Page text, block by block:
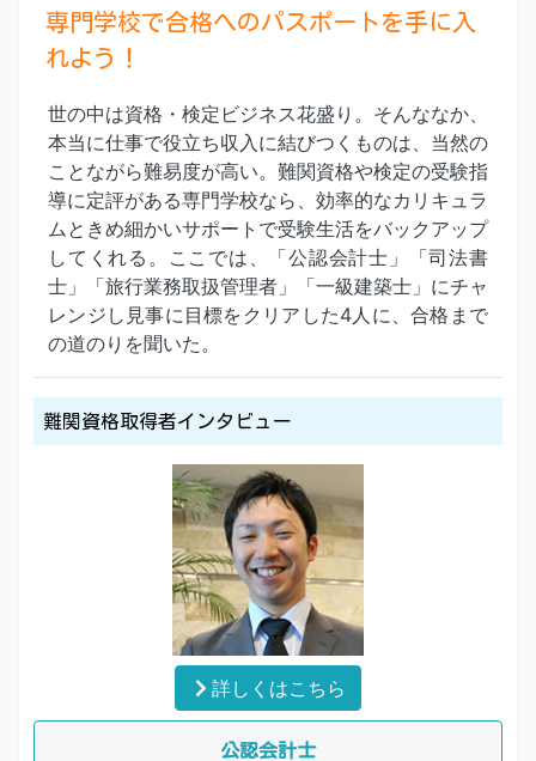
専門学校で合格へのパスポートを手に入
れよう！
世の中は資格・検定ビジネス花盛り。そんななか、
本当に仕事で役立ち収入に結びつくものは、当然の
ことながら難易度が高い。難関資格や検定の受験指
導に定評がある専門学校なら、効率的なカリキュラ
ムときめ細かいサポートで受験生活をバックアップ
してくれる。ここでは、「公認会計士」「司法書
士」「旅行業務取扱管理者」「一級建築士」にチャ
レンジし見事に目標をクリアした4人に、合格まで
の道のりを聞いた。
難関資格取得者インタビュー
詳しくはこちら
公認会計士